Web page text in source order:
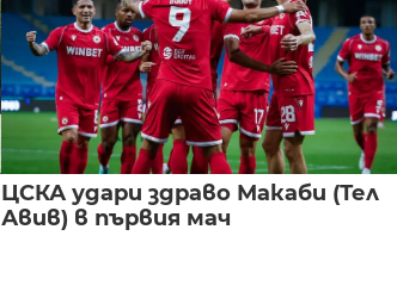
ЦСКА удари здраво Макаби (Тел
Авив) в първия мач